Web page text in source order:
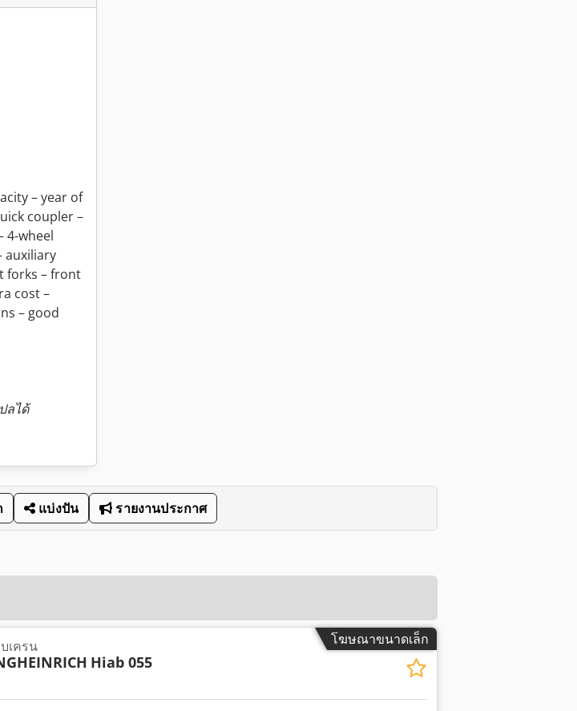
– year of
coupler –
4-wheel
auxiliary
forks – front
cost –
– good
ลได้
แบ่งปัน รายงานประกาศ
โฆษณาขนาดเล็ก
เครน
Hiab 055